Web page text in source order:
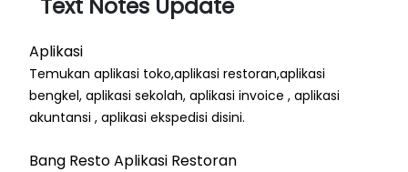
Aplikasi
Temukan aplikasi toko,aplikasi restoran,aplikasi
bengkel, aplikasi sekolah, aplikasi invoice , aplikasi
akuntansi , aplikasi ekspedisi disini.
Bang Resto Aplikasi Restoran